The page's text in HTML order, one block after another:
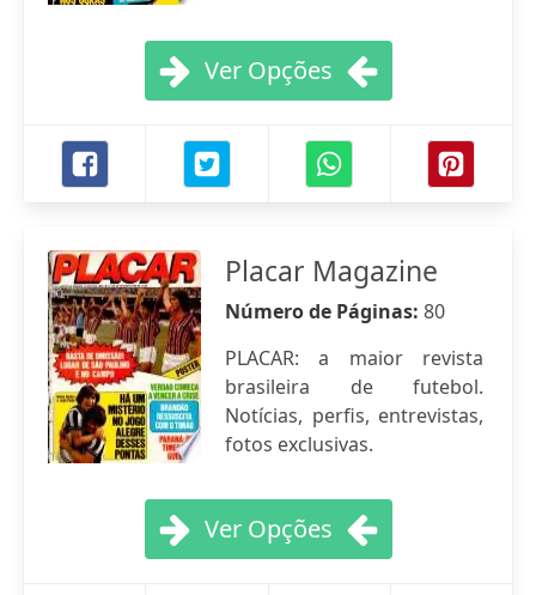
Ver Opções
Placar Magazine
Número de Páginas: 80
PLACAR: a maior revista
brasileira de futebol.
Notícias, perfis, entrevistas,
fotos exclusivas.
Ver Opções